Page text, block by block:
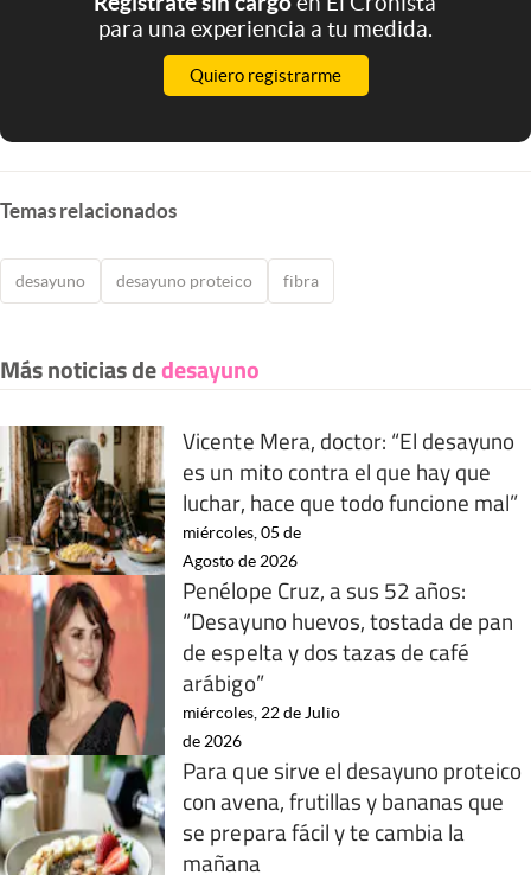
para una experiencia a tu medida.
Quiero registrarme
Temas relacionados
desayuno desayuno proteico fibra
Más noticias dedesayuno
Vicente Mera, doctor: “El desayuno
es un mito contra el que hay que
luchar, hace que todo funcione mal”
miércoles, 05 de
Agosto de 2026
Penélope Cruz, a sus 52 años:
“Desayuno huevos, tostada de pan
de espelta y dos tazas de café
arábigo”
miércoles, 22 de Julio
de 2026
Para que sirve el desayuno proteico
con avena, frutillas y bananas que
se prepara fácil y te cambia la
mañana